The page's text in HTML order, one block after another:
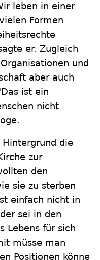
leben in einer
Formen
er. Zugleich
und
aber auch
ist ein
nicht
die
zur
den
sie zu sterben
einfach nicht in
sei in den
Lebens für sich
müsse man
Positionen könne